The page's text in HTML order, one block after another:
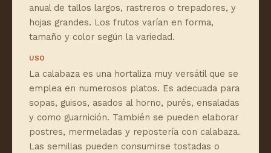
anual de tallos largos, rastreros o trepadores, y
hojas grandes. Los frutos varían en forma,
tamaño y color según la variedad.
USO
La calabaza es una hortaliza muy versátil que se
emplea en numerosos platos. Es adecuada para
sopas, guisos, asados al horno, purés, ensaladas
y como guarnición. También se pueden elaborar
postres, mermeladas y repostería con calabaza.
Las semillas pueden consumirse tostadas o